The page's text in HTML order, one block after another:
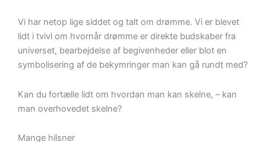
Vi har netop lige siddet og talt om drømme. Vi er blevet
lidt i tvivl om hvornår drømme er direkte budskaber fra
universet, bearbejdelse af begivenheder eller blot en
symbolisering af de bekymringer man kan gå rundt med?
Kan du fortælle lidt om hvordan man kan skelne, – kan
man overhovedet skelne?
Mange hilsner